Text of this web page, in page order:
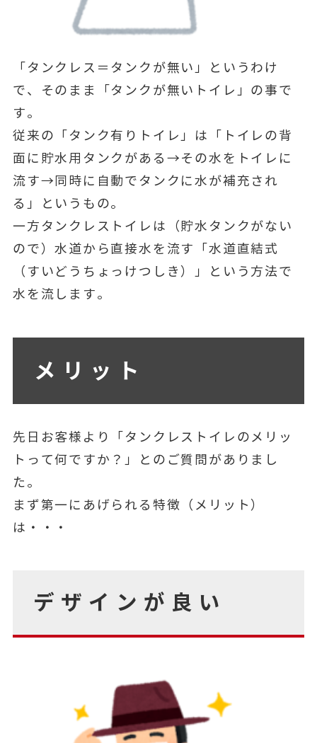
「タンクレス＝タンクが無い」というわけ
で、そのまま「タンクが無いトイレ」の事で
す。
従来の「タンク有りトイレ」は「トイレの背
面に貯水用タンクがある→その水をトイレに
流す→同時に自動でタンクに水が補充され
る」というもの。
一方タンクレストイレは（貯水タンクがない
ので）水道から直接水を流す「水道直結式
（すいどうちょっけつしき）」という方法で
水を流します。
メリット
先日お客様より「タンクレストイレのメリッ
トって何ですか？」とのご質問がありまし
た。
まず第一にあげられる特徴（メリット）
は・・・
デザインが良い